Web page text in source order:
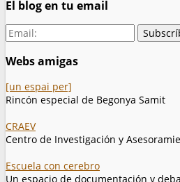
El blog en tu email
Webs amigas
[un espai per]
Rincón especial de Begonya Samit
CRAEV
Centro de Investigación y
Escuela con cerebro
Un espacio de documentación y